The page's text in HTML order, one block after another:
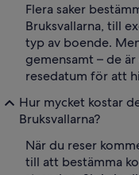
Flera saker
Bruksvallarna, till
typ av boende.
gemensamt – de
resedatum för att
Hur mycket kostar
Bruksvallarna?
När du reser
till att bestämma